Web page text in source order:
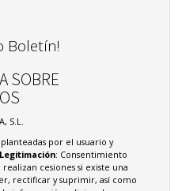
Boletín!
SOBRE
S.L.
por el usuario y
Legitimación: Consentimiento
realizan cesiones si existe una
rectificar y suprimir, así como